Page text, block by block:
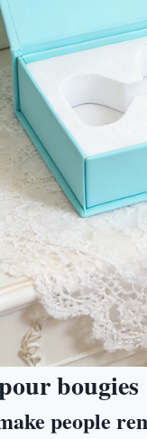
bougies
people